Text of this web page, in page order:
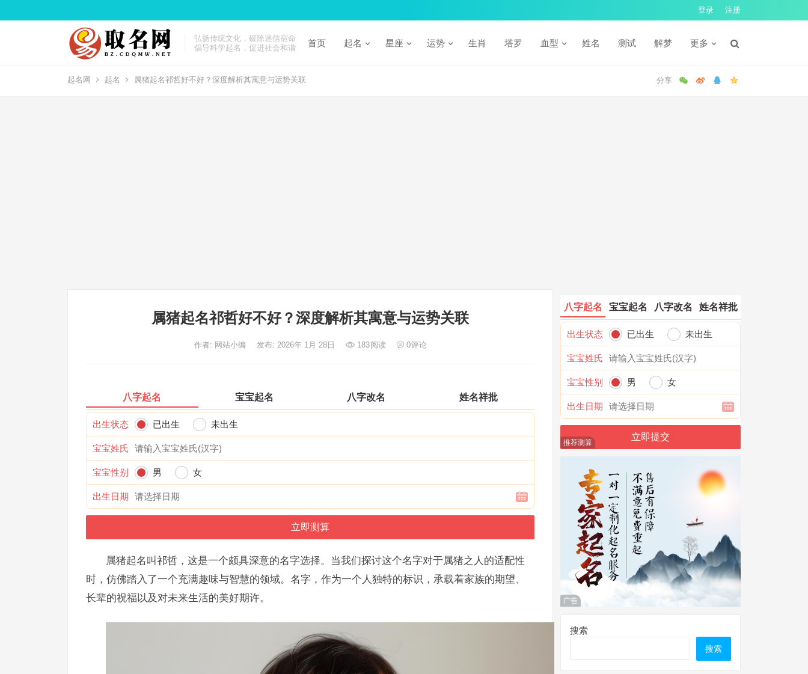
登录 注册
弘扬传统文化，破除迷信宿命
倡导科学起名，促进社会和谐
首页 起名 星座 运势 生肖 塔罗 血型 姓名 测试 解梦 更多
起名网 起名 属猪起名祁哲好不好？深度解析其寓意与运势关联
属猪起名祁哲好不好？深度解析其寓意与运势关联
作者: 网站小编 发布: 2026年 1月 28日 183阅读 0评论
八字起名 宝宝起名 八字改名 姓名祥批
出生状态 已出生 未出生
宝宝姓氏
宝宝性别 男 女
出生日期
属猪起名叫祁哲，这是一个颇具深意的名字选择。当我们探讨这个名字对于属猪之人的适配性
时，仿佛踏入了一个充满趣味与智慧的领域。名字，作为一个人独特的标识，承载着家族的期望、
长辈的祝福以及对未来生活的美好期许。
八字起名 宝宝起名 八字改名 姓名祥批
出生状态 已出生 未出生
宝宝姓氏
宝宝性别 男 女
出生日期
推荐测算
广告
搜索
搜索